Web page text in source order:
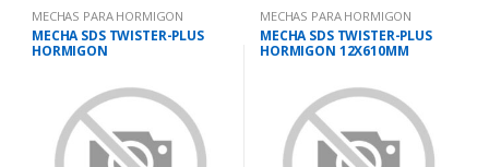
MECHAS PARA HORMIGON
MECHA SDS TWISTER-PLUS
HORMIGON
MECHAS PARA HORMIGON
MECHA SDS TWISTER-PLUS
HORMIGON 12X610MM